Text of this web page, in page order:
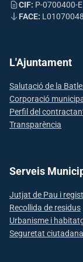
CIF: P-0700400-E
FACE: L01070048
L'Ajuntament
Salutació de la
Corporació
Perfil del
Transparència
Serveis
Jutjat de Pau i
Recollida de residus
Urbanisme i
Seguretat ciutadana